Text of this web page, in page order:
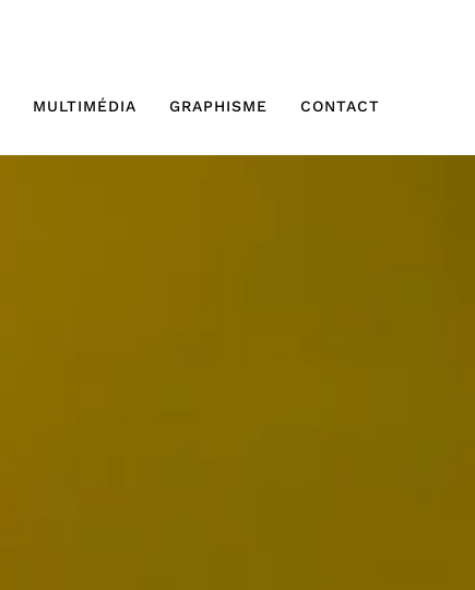
MULTIMÉDIA GRAPHISME CONTACT